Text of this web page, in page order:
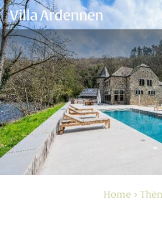
Home